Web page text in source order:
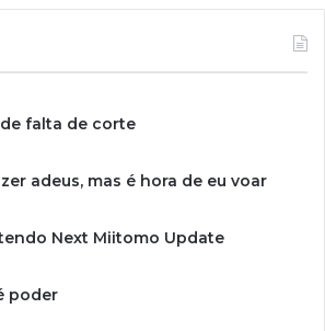
falta de corte
adeus, mas é hora de eu voar
Next Miitomo Update
poder